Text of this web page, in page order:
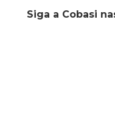
Siga a Cobasi